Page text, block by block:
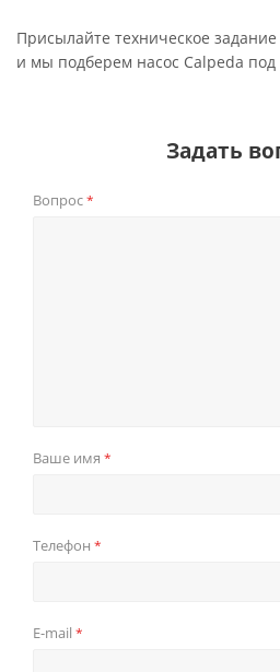
Присылайте техническое
и мы подберем насос Calpeda под
Задать
Вопрос*
Ваше имя *
Телефон *
E-mail *